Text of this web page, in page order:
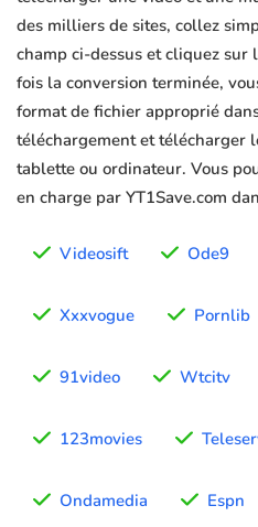
des milliers de sites, collez
champ ci-dessus et cliquez sur
fois la conversion terminée,
format de fichier approprié
téléchargement et télécharger
tablette ou ordinateur. Vous
en charge par YT1Save.com
Videosift Ode9
Xxxvogue Pornlib
91video Wtcitv
123movies
Ondamedia Espn